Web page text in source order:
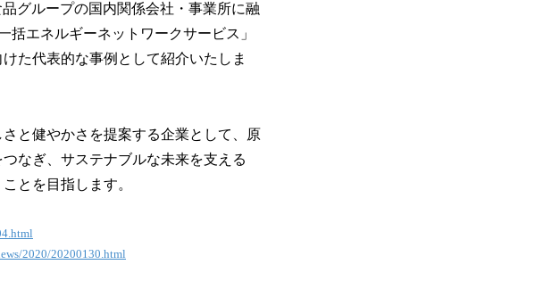
グループの国内関係会社・事業所に融
エネルギーネットワークサービス」
た代表的な事例として紹介いたしま
と健やかさを提案する企業として、原
なぎ、サステナブルな未来を支える
とを目指します。
2020/20200130.html